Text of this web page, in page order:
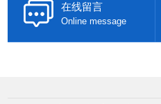
在线留言
Online message